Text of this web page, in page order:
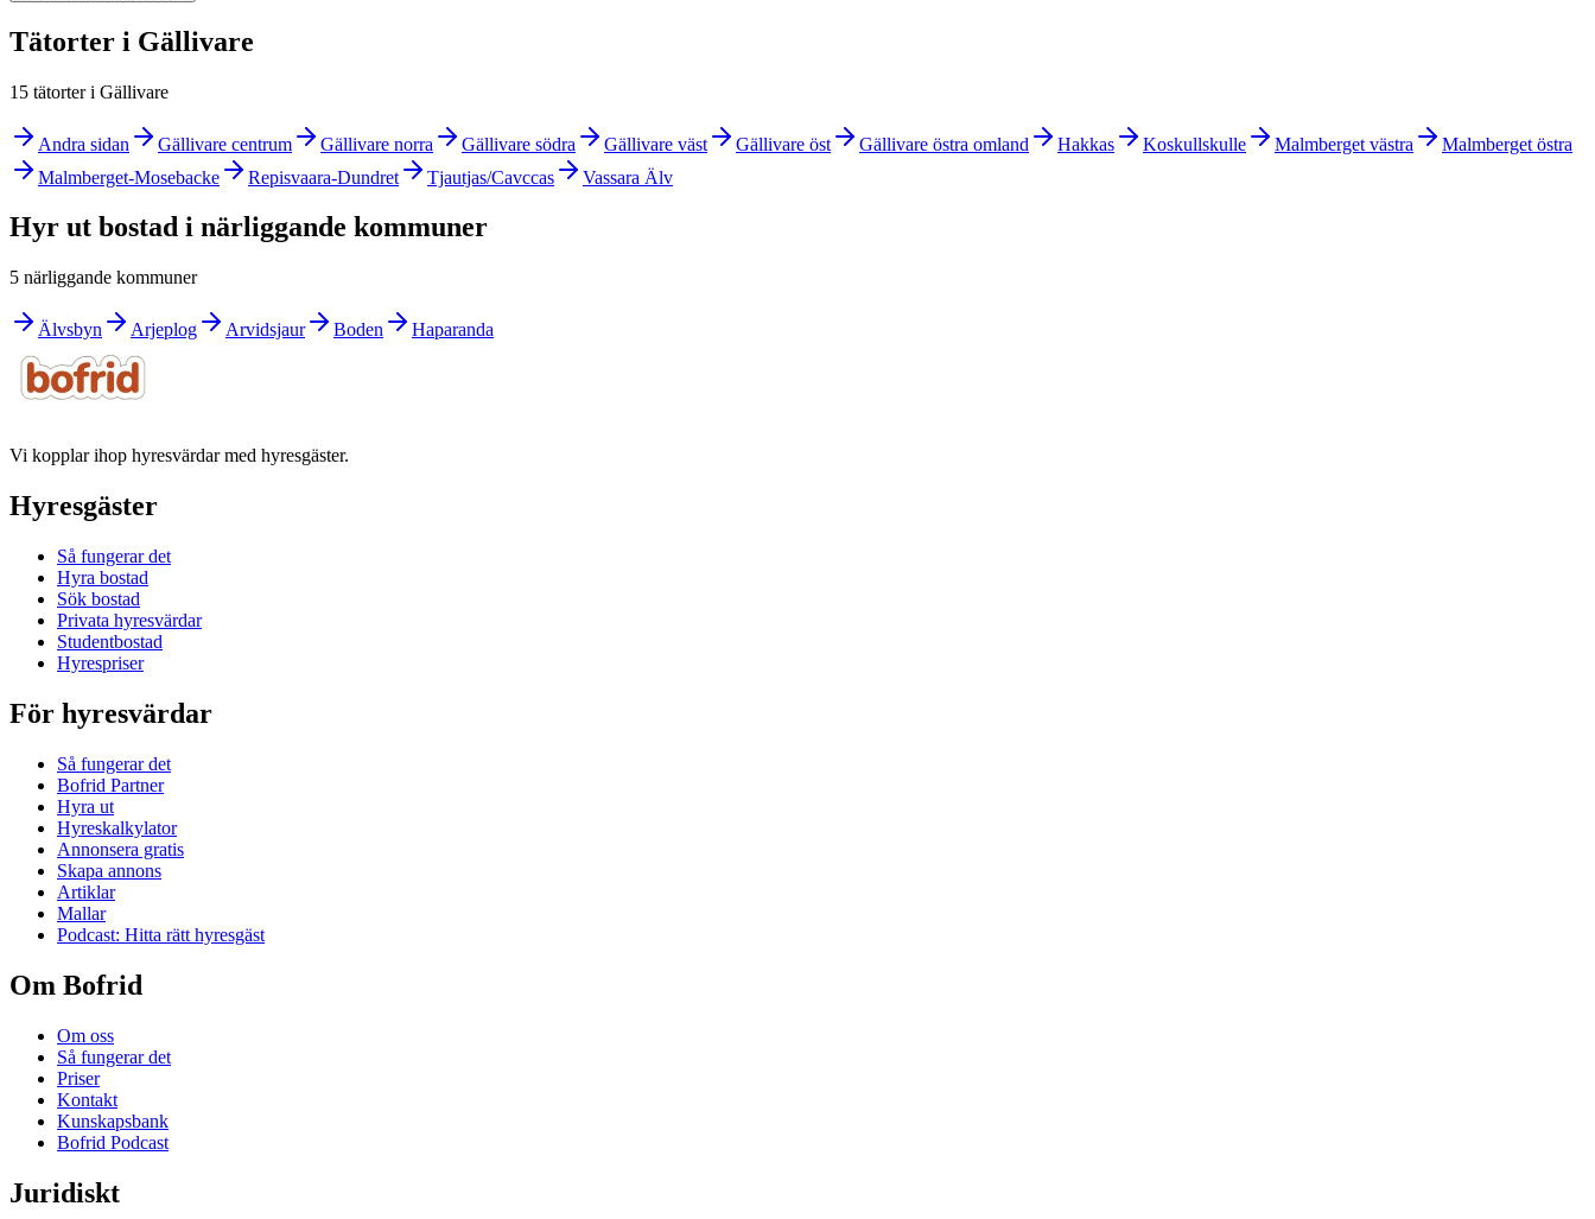
Tätorter i Gällivare
15 tätorter i Gällivare
Andra sidan Gällivare centrum Gällivare norra Gällivare södra Gällivare väst Gällivare öst Gällivare östra omland Hakkas Koskullskulle Malmberget västra
Malmberget östra
Malmberget-Mosebacke
Repisvaara-Dundret Tjautjas/Cavccas Vassara Älv
Hyr ut bostad i närliggande kommuner
5 närliggande kommuner
Älvsbyn Arjeplog Arvidsjaur Boden Haparanda
Vi kopplar ihop hyresvärdar med hyresgäster.
Hyresgäster
Så fungerar det
Hyra bostad
Sök bostad
Privata hyresvärdar
Studentbostad
Hyrespriser
För hyresvärdar
Så fungerar det
Bofrid Partner
Hyra ut
Hyreskalkylator
Annonsera gratis
Skapa annons
Artiklar
Mallar
Podcast: Hitta rätt hyresgäst
Om Bofrid
Om oss
Så fungerar det
Priser
Kontakt
Kunskapsbank
Bofrid Podcast
Juridiskt